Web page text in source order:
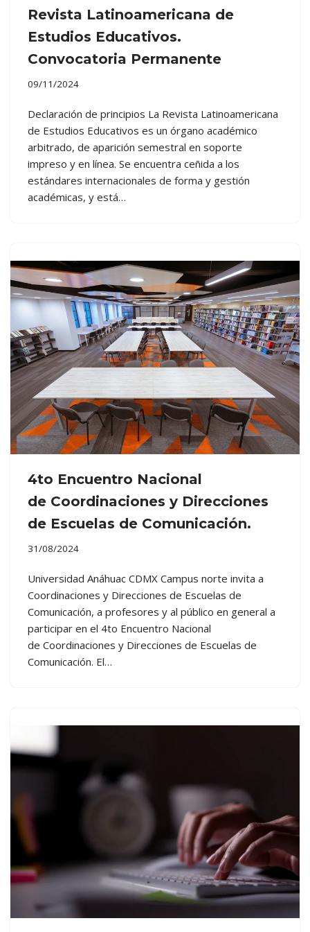
Revista Latinoamericana de
Estudios Educativos.
Convocatoria Permanente
09/11/2024
Declaración de principios La Revista Latinoamericana
de Estudios Educativos es un órgano académico
arbitrado, de aparición semestral en soporte
impreso y en línea. Se encuentra ceñida a los
estándares internacionales de forma y gestión
académicas, y está…
4to Encuentro Nacional
de Coordinaciones y Direcciones
de Escuelas de Comunicación.
31/08/2024
Universidad Anáhuac CDMX Campus norte invita a
Coordinaciones y Direcciones de Escuelas de
Comunicación, a profesores y al público en general a
participar en el 4to Encuentro Nacional
de Coordinaciones y Direcciones de Escuelas de
Comunicación. El…